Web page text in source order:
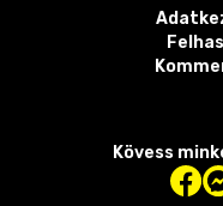
Kövess